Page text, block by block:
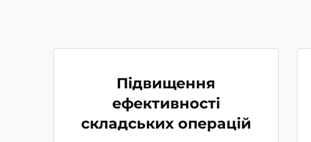
Підвищення
ефективності
складських операцій